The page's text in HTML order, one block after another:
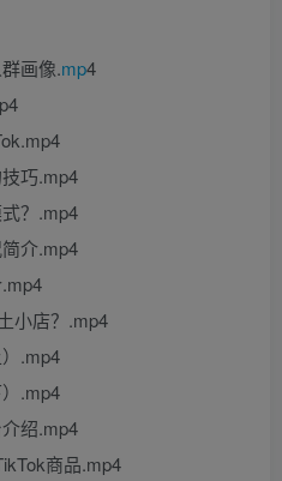
画像.mp4
巧.mp4
？.mp4
介.mp4
小店？.mp4
.mp4
.mp4
绍.mp4
商品.mp4